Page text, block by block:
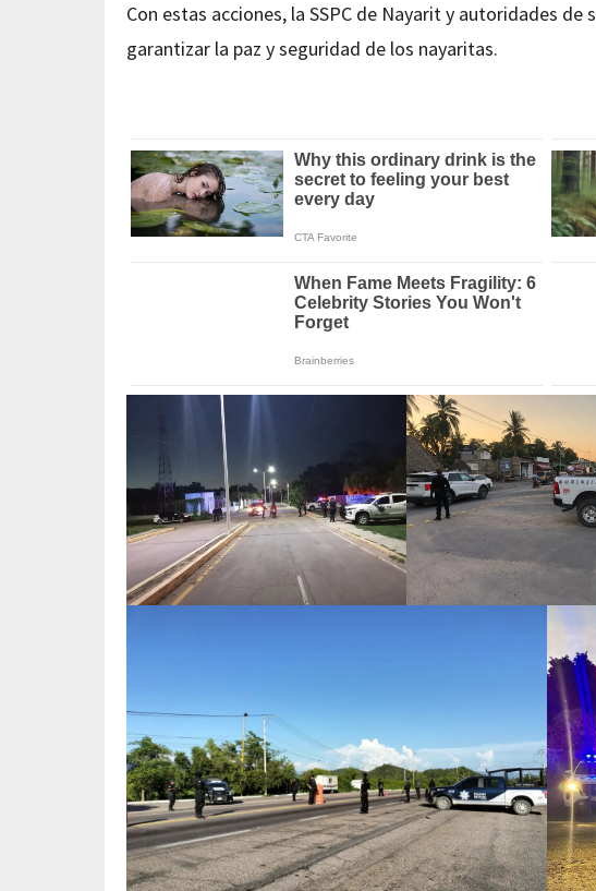
Con estas acciones, la SSPC de Nayarit y autoridades
garantizar la paz y seguridad de los nayaritas.